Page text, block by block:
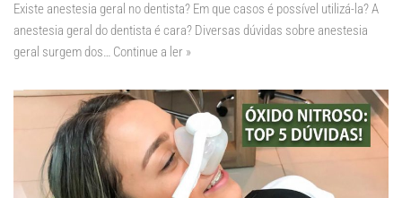
Existe anestesia geral no dentista? Em que casos é possível utilizá-la? A
anestesia geral do dentista é cara? Diversas dúvidas sobre anestesia
geral surgem dos… Continue a ler »